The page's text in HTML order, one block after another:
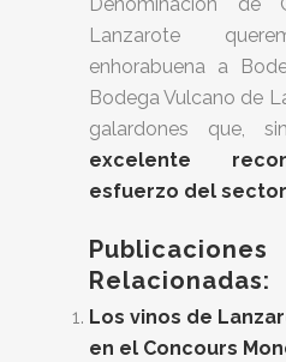
Lanzarote
enhorabuena a
Bodega Vulcano de
galardones que,
excelente
esfuerzo del
Publicaciones
Relacionadas:
Los vinos de
en el Concours